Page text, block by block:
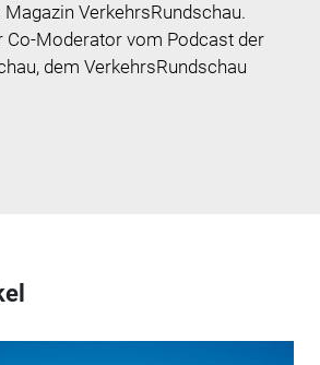
VerkehrsRundschau.
Co-Moderator vom Podcast der
dem VerkehrsRundschau